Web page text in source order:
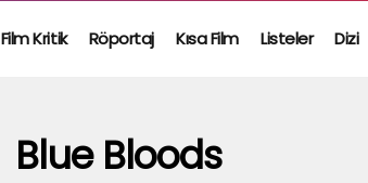
Film Kritik Röportaj Kısa Film Listeler Dizi
Blue Bloods